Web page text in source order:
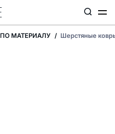
ПО МАТЕРИАЛУ Шерстяные